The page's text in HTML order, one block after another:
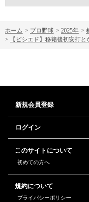
ホーム > プロ野球 > 2025年 >
>
【ビシエド】移籍後初安打と
新規会員登録
ログイン
このサイトについて
初めての方へ
規約について
プライバシーポリシー